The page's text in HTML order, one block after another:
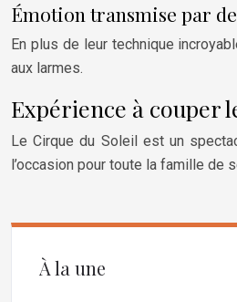
Émotion transmise par
En plus de leur technique
aux larmes.
Expérience à couper
Le Cirque du Soleil est un
l’occasion pour toute la famille de
À la une